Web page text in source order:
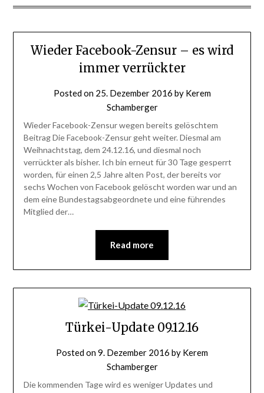
Wieder Facebook-Zensur – es wird
immer verrückter
Posted on 25. Dezember 2016 by Kerem
Schamberger
Wieder Facebook-Zensur wegen bereits gelöschtem
Beitrag Die Facebook-Zensur geht weiter. Diesmal am
Weihnachtstag, dem 24.12.16, und diesmal noch
verrückter als bisher. Ich bin erneut für 30 Tage gesperrt
worden, für einen 2,5 Jahre alten Post, der bereits vor
sechs Wochen von Facebook gelöscht worden war und an
dem eine Bundestagsabgeordnete und eine führendes
Mitglied der…
Read more
Türkei-Update 09.12.16
Posted on9. Dezember 2016 by Kerem
Schamberger
Die kommenden Tage wird es weniger Updates und